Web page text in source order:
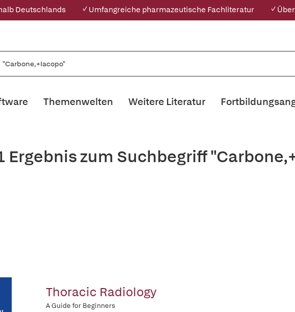
Deutschlands ✓ Umfangreiche pharmazeutische Fachliteratur ✓
Themenwelten Weitere Literatur
Ergebnis zum Suchbegriff
Thoracic Radiology
A Guide for Beginners